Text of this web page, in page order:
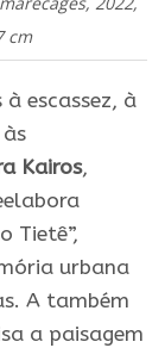
cm
escassez, à
Kairos,
Tietê”,
urbana
A também
a paisagem